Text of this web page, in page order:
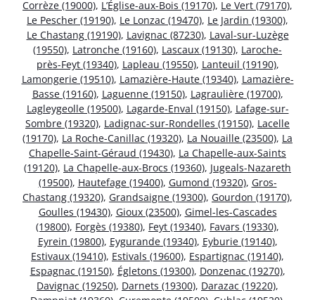
Corrèze (19000), L’Église-aux-Bois (19170), Le Vert (79170),
Le Pescher (19190), Le Lonzac (19470), Le Jardin (19300),
Le Chastang (19190), Lavignac (87230), Laval-sur-Luzège
(19550), Latronche (19160), Lascaux (19130), Laroche-
près-Feyt (19340), Lapleau (19550), Lanteuil (19190),
Lamongerie (19510), Lamazière-Haute (19340), Lamazière-
Basse (19160), Laguenne (19150), Lagraulière (19700),
Lagleygeolle (19500), Lagarde-Enval (19150), Lafage-sur-
Sombre (19320), Ladignac-sur-Rondelles (19150), Lacelle
(19170), La Roche-Canillac (19320), La Nouaille (23500), La
Chapelle-Saint-Géraud (19430), La Chapelle-aux-Saints
(19120), La Chapelle-aux-Brocs (19360), Jugeals-Nazareth
(19500), Hautefage (19400), Gumond (19320), Gros-
Chastang (19320), Grandsaigne (19300), Gourdon (19170),
Goulles (19430), Gioux (23500), Gimel-les-Cascades
(19800), Forgès (19380), Feyt (19340), Favars (19330),
Eyrein (19800), Eygurande (19340), Eyburie (19140),
Estivaux (19410), Estivals (19600), Espartignac (19140),
Espagnac (19150), Égletons (19300), Donzenac (19270),
Davignac (19250), Darnets (19300), Darazac (19220),